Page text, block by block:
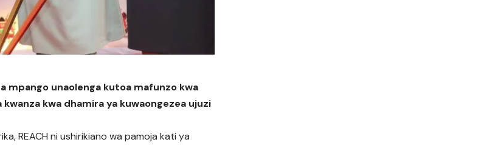
mpango unaolenga kutoa mafunzo kwa
kwa dhamira ya kuwaongezea ujuzi
REACH ni ushirikiano wa pamoja kati ya